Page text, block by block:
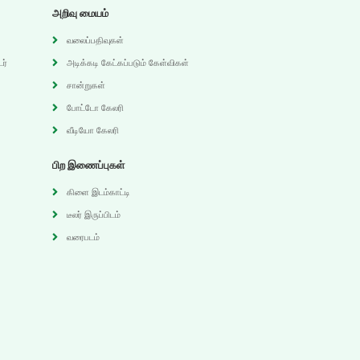
அறிவு மையம்
வலைப்பதிவுகள்
அடிக்கடி கேட்கப்படும் கேள்விகள்
சான்றுகள்
போட்டோ கேலரி
வீடியோ கேலரி
பிற இணைப்புகள்
கிளை இடம்காட்டி
டீலர் இருப்பிடம்
வரைபடம்